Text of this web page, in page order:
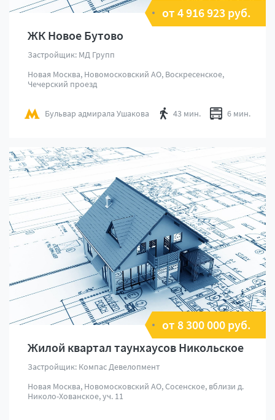
от 4 916 923 руб.
ЖК Новое Бутово
Застройщик: МД Групп
Новая Москва, Новомосковский АО, Воскресенское,
Чечерский проезд
Бульвар адмирала Ушакова 43 мин. 6 мин.
от 8 300 000 руб.
Жилой квартал таунхаусов Никольское
Застройщик: Компас Девелопмент
Новая Москва, Новомосковский АО, Сосенское, вблизи д.
Николо-Хованское, уч. 11